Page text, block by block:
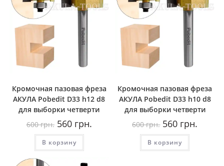
Кромочная пазовая фреза
AКУЛА Pobedit D33 h12 d8
для выборки четверти
600грн. Первоначальная
цена
составляла
600
грн..
560грн.цена:
В корзину
Кромочная пазовая фреза
AКУЛА Pobedit D33 h10 d8
для выборки четверти
600грн. Первоначальная
цена
составляла
600
грн..
560 грн.
В корзину